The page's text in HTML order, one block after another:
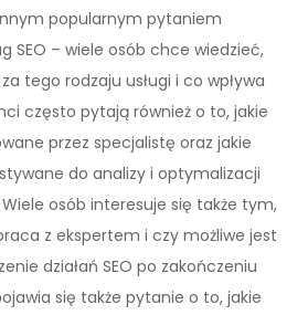
popularnym pytaniem
SEO – wiele osób chce wiedzieć,
tego rodzaju usługi i co wpływa
często pytają również o to, jakie
przez specjalistę oraz jakie
do analizy i optymalizacji
osób interesuje się także tym,
z ekspertem i czy możliwe jest
działań SEO po zakończeniu
się także pytanie o to, jakie